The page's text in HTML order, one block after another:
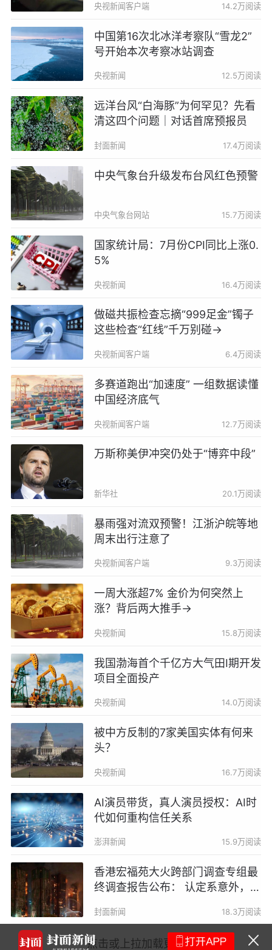
央视新闻客户端 14.2万阅读
中国第16次北冰洋考察队“雪龙2”
号开始本次考察冰站调查
央视新闻 12.5万阅读
远洋台风“白海豚”为何罕见？先看
清这四个问题｜对话首席预报员
封面新闻 17.4万阅读
中央气象台升级发布台风红色预警
中央气象台网站 15.7万阅读
国家统计局：7月份CPI同比上涨0.
5%
央视新闻 16.4万阅读
做磁共振检查忘摘“999足金”镯子
这些检查“红线”千万别碰→
央视新闻客户端 6.4万阅读
多赛道跑出“加速度” 一组数据读懂
中国经济底气
央视新闻客户端 12.7万阅读
万斯称美伊冲突仍处于“博弈中段”
新华社 20.1万阅读
暴雨强对流双预警！江浙沪皖等地
周末出行注意了
央视新闻客户端 9.3万阅读
一周大涨超7% 金价为何突然上
涨？背后两大推手→
央视新闻 15.8万阅读
我国渤海首个千亿方大气田Ⅰ期开发
项目全面投产
央视新闻 14.0万阅读
被中方反制的7家美国实体有何来
头？
央视新闻 16.7万阅读
AI演员带货，真人演员授权：AI时
代如何重构信任关系
澎湃新闻 15.9万阅读
香港宏福苑大火跨部门调查专组最
终调查报告公布： 认定系意外，烟
封面新闻 18.3万阅读
点击或上拉加载更多
“坐公交车走出
何在？｜天府